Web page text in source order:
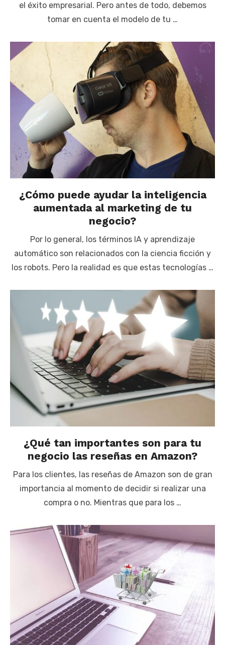
el éxito empresarial. Pero antes de todo, debemos
tomar en cuenta el modelo de tu …
¿Cómo puede ayudar la inteligencia
aumentada al marketing de tu
negocio?
Por lo general, los términos IA y aprendizaje
automático son relacionados con la ciencia ficción y
los robots. Pero la realidad es que estas tecnologías …
¿Qué tan importantes son para tu
negocio las reseñas en Amazon?
Para los clientes, las reseñas de Amazon son de gran
importancia al momento de decidir si realizar una
compra o no. Mientras que para los …